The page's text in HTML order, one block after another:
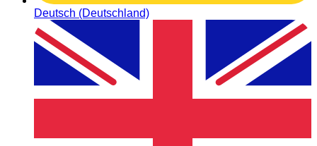
Deutsch (Deutschland)